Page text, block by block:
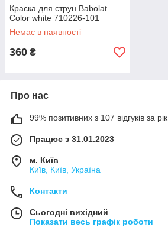
Краска для струн Babolat
Color white 710226-101
Немає в наявності
360 ₴
Про нас
99% позитивних з 107 відгуків за рік
Працює з 31.01.2023
м. Київ
Київ, Київ, Україна
Контакти
Сьогодні вихідний
Показати весь графік роботи